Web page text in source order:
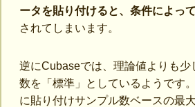
ータを貼り付けると、条件によっ
されてしまいます。
逆にCubaseでは、理論値よりも少
数を「標準」としているようです
に貼り付けサンプル数ベースの最